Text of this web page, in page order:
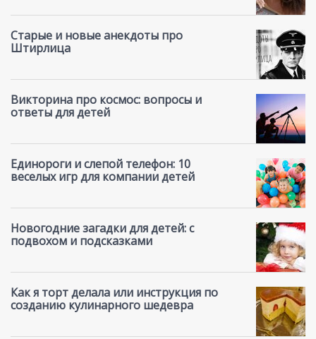
Старые и новые анекдоты про
Штирлица
Викторина про космос: вопросы и
ответы для детей
Единороги и слепой телефон: 10
веселых игр для компании детей
Новогодние загадки для детей: с
подвохом и подсказками
Как я торт делала или инструкция по
созданию кулинарного шедевра